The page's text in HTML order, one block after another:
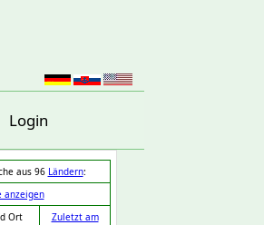
Login
aus 96 Ländern:
anzeigen
Ort
Zuletzt am